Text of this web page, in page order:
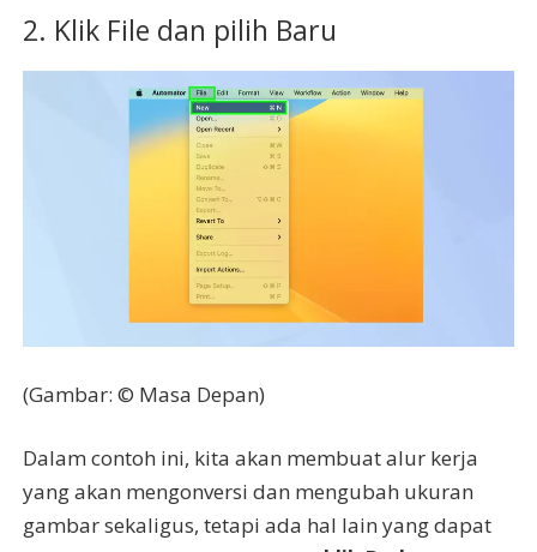
2. Klik File dan pilih Baru
(Gambar: © Masa Depan)
Dalam contoh ini, kita akan membuat alur kerja
yang akan mengonversi dan mengubah ukuran
gambar sekaligus, tetapi ada hal lain yang dapat